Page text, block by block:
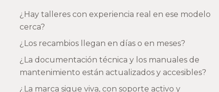
¿Hay talleres con experiencia real en ese modelo
cerca?
¿Los recambios llegan en días o en meses?
¿La documentación técnica y los manuales de
mantenimiento están actualizados y accesibles?
¿La marca sigue viva, con soporte activo y